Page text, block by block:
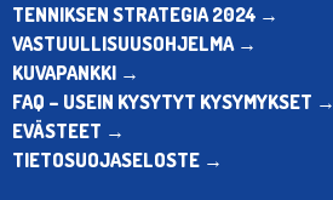
TENNIKSEN STRATEGIA 2024 →
VASTUULLISUUSOHJELMA →
KUVAPANKKI →
FAQ – USEIN KYSYTYT KYSYMYKSET →
EVÄSTEET →
TIETOSUOJASELOSTE →